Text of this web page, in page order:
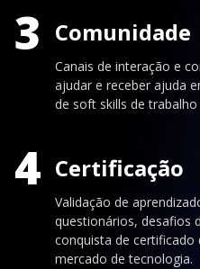
3 Comunidade
Canais de interação e
ajudar e receber ajuda
de soft skills de
4 Certificação
Validação de
questionários, desafios
conquista de certificado
mercado de tecnologia.